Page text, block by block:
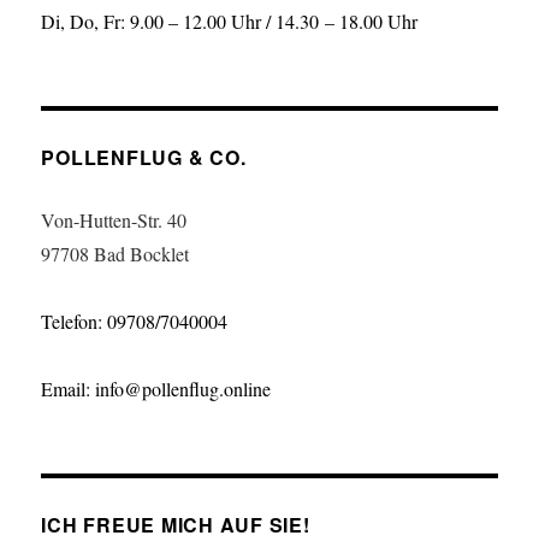
Di, Do, Fr: 9.00 – 12.00 Uhr / 14.30 – 18.00 Uhr
POLLENFLUG & CO.
Von-Hutten-Str. 40
97708 Bad Bocklet
Telefon: 09708/7040004
Email: info@pollenflug.online
ICH FREUE MICH AUF SIE!